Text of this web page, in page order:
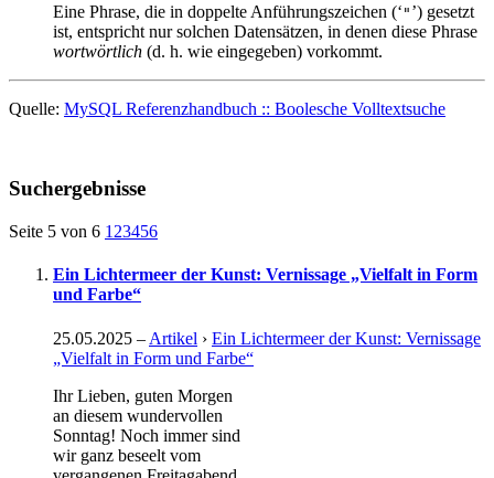
Eine Phrase, die in doppelte Anführungszeichen (‘ " ’) gesetzt
ist, entspricht nur solchen Datensätzen, in denen diese Phrase
wortwörtlich (d. h. wie eingegeben) vorkommt.
Quelle: MySQL Referenzhandbuch :: Boolesche Volltextsuche
Suchergebnisse
Seite 5 von 6 1 23456
Ein Lichtermeer der Kunst: Vernissage „Vielfalt in Form
und Farbe“
25.05.2025 – Artikel › Ein Lichtermeer der Kunst: Vernissage
„Vielfalt in Form und Farbe“
Ihr Lieben, guten Morgen
an diesem wundervollen
Sonntag! Noch immer sind
wir ganz beseelt vom